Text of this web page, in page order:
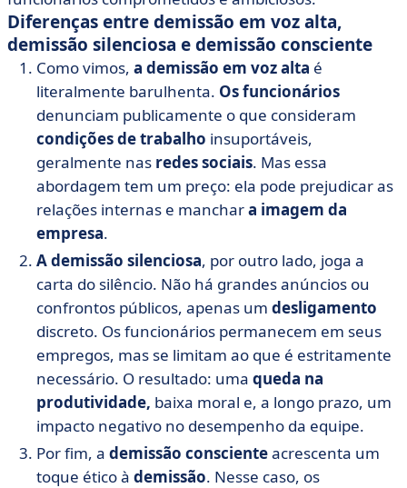
Diferenças entre demissão em voz alta,
demissão silenciosa e demissão consciente
Como vimos, a demissão em voz alta é
literalmente barulhenta. Os funcionários
denunciam publicamente o que consideram
condições de trabalho insuportáveis,
geralmente nas redes sociais. Mas essa
abordagem tem um preço: ela pode prejudicar as
relações internas e manchara imagem da
empresa.
A demissão silenciosa, por outro lado, joga a
carta do silêncio. Não há grandes anúncios ou
confrontos públicos, apenas um desligamento
discreto. Os funcionários permanecem em seus
empregos, mas se limitam ao que é estritamente
necessário. O resultado: uma queda na
produtividade, baixa moral e, a longo prazo, um
impacto negativo no desempenho da equipe.
Por fim, a demissão conscienteacrescenta um
toque ético à demissão. Nesse caso, os